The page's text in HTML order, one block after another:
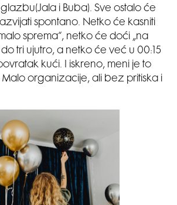
i Buba). Sve ostalo će
spontano. Netko će kasniti
sprema“, netko će doći „na
tri ujutro, a netko će već u 00:15
kući. I iskreno, meni je to
organizacije, ali bez pritiska i